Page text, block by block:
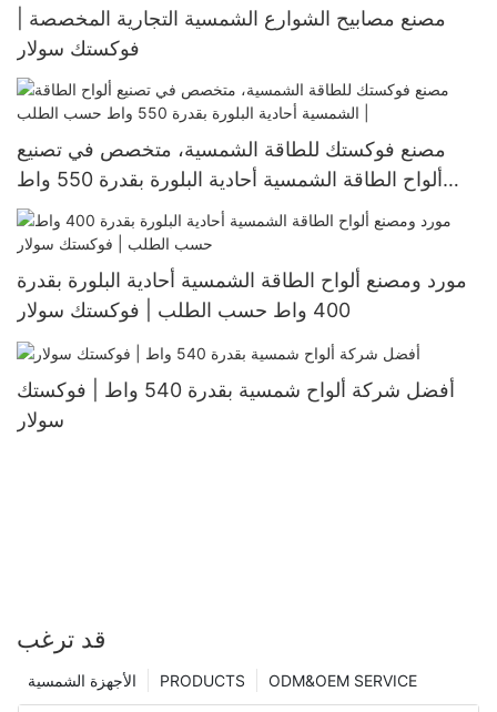
مصنع مصابيح الشوارع الشمسية التجارية المخصصة |
فوكستك سولار
مصنع فوكستك للطاقة الشمسية، متخصص في تصنيع
ألواح الطاقة الشمسية أحادية البلورة بقدرة 550 واط
مورد ومصنع ألواح الطاقة الشمسية أحادية البلورة بقدرة
400 واط حسب الطلب | فوكستك سولار
أفضل شركة ألواح شمسية بقدرة 540 واط | فوكستك
سولار
قد ترغب
ODM&OEM SERVICE
PRODUCTS الأجهزة الشمسية